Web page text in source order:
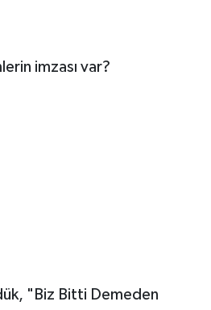
imzası var?
"Biz Bitti Demeden